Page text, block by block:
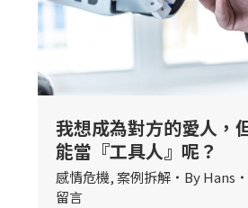
我想成為對方的愛人，
能當『工具人』呢？
感情危機,案例拆解 ByHans
留言